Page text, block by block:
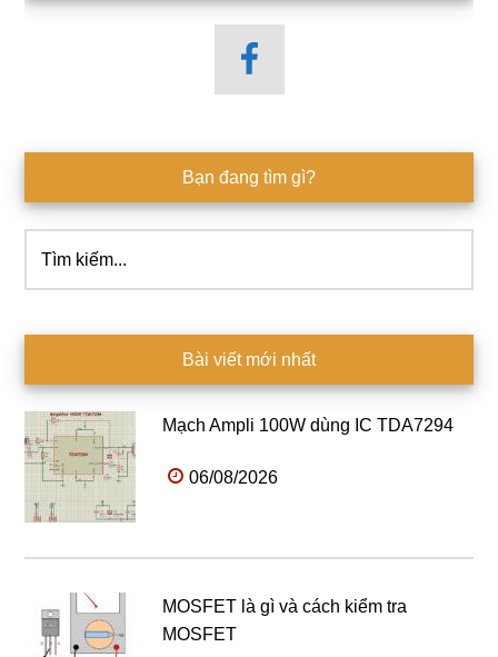
Bạn đang tìm gì?
kiếm...
Bài viết mới nhất
Mạch Ampli 100W dùng IC TDA7294
06/08/2026
MOSFET là gì và cách kiểm tra
MOSFET